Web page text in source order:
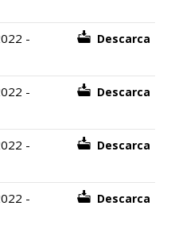
-
Descarca
-
Descarca
-
Descarca
-
Descarca